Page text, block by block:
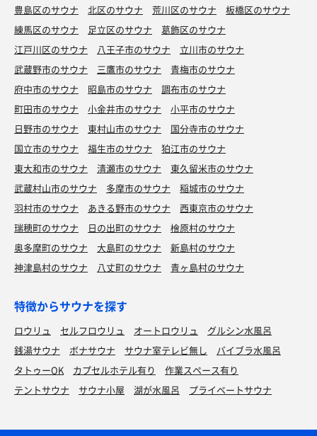
豊島区のサウナ
北区のサウナ 荒川区のサウナ
板橋区のサウナ
練馬区のサウナ
足立区のサウナ
葛飾区のサウナ
江戸川区のサウナ
八王子市のサウナ
立川市のサウナ
武蔵野市のサウナ
三鷹市のサウナ
青梅市のサウナ
府中市のサウナ
昭島市のサウナ
調布市のサウナ
町田市のサウナ
小金井市のサウナ
小平市のサウナ
日野市のサウナ
東村山市のサウナ
国分寺市のサウナ
国立市のサウナ
福生市のサウナ
狛江市のサウナ
東大和市のサウナ
清瀬市のサウナ
東久留米市のサウナ
武蔵村山市のサウナ
多摩市のサウナ
稲城市のサウナ
羽村市のサウナ
あきる野市のサウナ
西東京市のサウナ
瑞穂町のサウナ
日の出町のサウナ
檜原村のサウナ
奥多摩町のサウナ
大島町のサウナ
新島村のサウナ
神津島村のサウナ
八丈町のサウナ 青ヶ島村のサウナ
特徴からサウナを探す
ロウリュ セルフロウリュ オートロウリュ
グルシン水風呂
銭湯サウナ
ボナサウナ サウナ室テレビ無し
バイブラ水風呂
タトゥーOK
カプセルホテル有り
作業スペース有り
テントサウナ
サウナ小屋 湖が水風呂 プライベートサウナ